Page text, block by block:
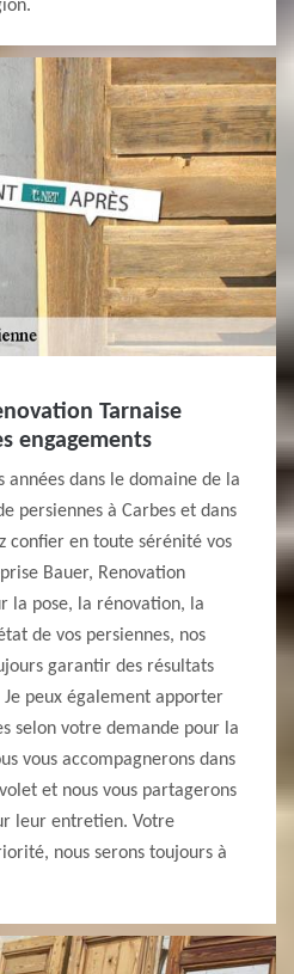
Tarnaise
engagements
années dans le domaine de la
persiennes à Carbes et dans
confier en toute sérénité vos
Bauer, Renovation
la pose, la rénovation, la
de vos persiennes, nos
garantir des résultats
peux également apporter
selon votre demande pour la
vous accompagnerons dans
et nous vous partagerons
leur entretien. Votre
nous serons toujours à